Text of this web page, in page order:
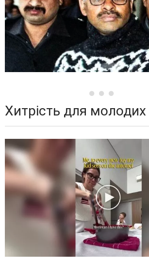
Хитрість для молодих